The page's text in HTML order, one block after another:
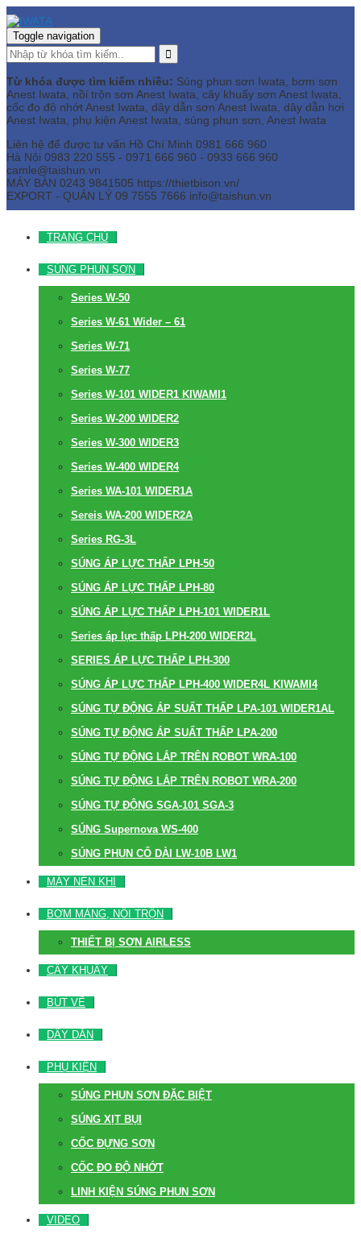
Toggle navigation
Từ khóa được tìm kiếm nhiều: Súng phun sơn Iwata, bơm sơn
Anest Iwata, nồi trộn sơn Anest Iwata, cây khuấy sơn Anest Iwata,
cốc đo độ nhớt Anest Iwata, dây dẫn sơn Anest Iwata, dây dẫn hơi
Anest Iwata, phụ kiện Anest Iwata, súng phun sơn, Anest Iwata
Liên hệ để được tư vấn Hồ Chí Minh 0981 666 960
Hà Nội 0983 220 555 - 0971 666 960 - 0933 666 960
camle@taishun.vn
MÁY BÀN 0243 9841505 https://thietbison.vn/
EXPORT - QUẢN LÝ 09 7555 7666 info@taishun.vn
TRANG CHỦ
SÚNG PHUN SƠN
Series W-50
Series W-61 Wider – 61
Series W-71
Series W-77
Series W-101 WIDER1 KIWAMI1
Series W-200 WIDER2
Series W-300 WIDER3
Series W-400 WIDER4
Series WA-101 WIDER1A
Sereis WA-200 WIDER2A
Series RG-3L
SÚNG ÁP LỰC THẤP LPH-50
SÚNG ÁP LỰC THẤP LPH-80
SÚNG ÁP LỰC THẤP LPH-101 WIDER1L
Series áp lực thấp LPH-200 WIDER2L
SERIES ÁP LỰC THẤP LPH-300
SÚNG ÁP LỰC THẤP LPH-400 WIDER4L KIWAMI4
SÚNG TỰ ĐỘNG ÁP SUẤT THẤP LPA-101 WIDER1AL
SÚNG TỰ ĐỘNG ÁP SUẤT THẤP LPA-200
SÚNG TỰ ĐỘNG LẮP TRÊN ROBOT WRA-100
SÚNG TỰ ĐỘNG LẮP TRÊN ROBOT WRA-200
SÚNG TỰ ĐỘNG SGA-101 SGA-3
SÚNG Supernova WS-400
SÚNG PHUN CỔ DÀI LW-10B LW1
MÁY NÉN KHÍ
BƠM MÀNG, NỒI TRỘN
THIẾT BỊ SƠN AIRLESS
CÂY KHUẤY
BÚT VẼ
DÂY DẪN
PHỤ KIỆN
SÚNG PHUN SƠN ĐẶC BIỆT
SÚNG XỊT BỤI
CỐC ĐỰNG SƠN
CỐC ĐO ĐỘ NHỚT
LINH KIỆN SÚNG PHUN SƠN
VIDEO